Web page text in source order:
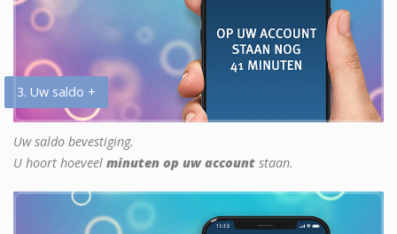
3. Uw saldo +
Uw saldo bevestiging.
U hoort hoeveel minuten op uw account staan.